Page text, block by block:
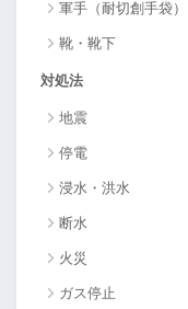
軍手（耐切創手袋）
靴・靴下
対処法
地震
停電
浸水・洪水
断水
火災
ガス停止